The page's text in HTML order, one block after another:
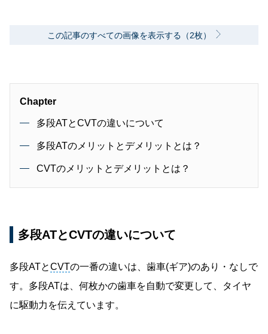
この記事のすべての画像を表示する（2枚）
Chapter
多段ATとCVTの違いについて
多段ATのメリットとデメリットとは？
CVTのメリットとデメリットとは？
多段ATとCVTの違いについて
多段ATとCVTの一番の違いは、歯車(ギア)のあり・なしで
す。多段ATは、何枚かの歯車を自動で変更して、タイヤ
に駆動力を伝えています。